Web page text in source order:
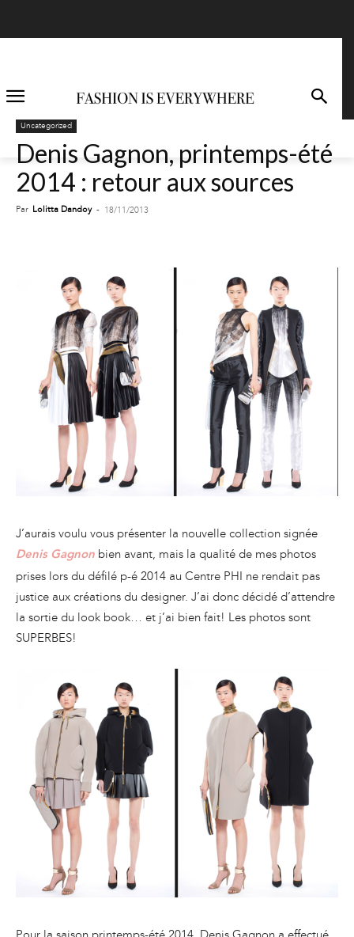
Uncategorized
Denis Gagnon, printemps-été
2014 : retour aux sources
Par Lolitta Dandoy - 18/11/2013
J’aurais voulu vous présenter la nouvelle collection signée
Denis Gagnon bien avant, mais la qualité de mes photos
prises lors du défilé p-é 2014 au Centre PHI ne rendait pas
justice aux créations du designer. J’ai donc décidé d’attendre
la sortie du look book… et j’ai bien fait! Les photos sont
SUPERBES!